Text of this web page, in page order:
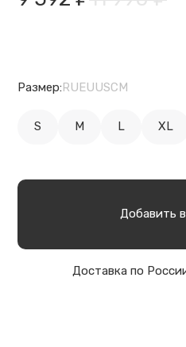
Размер:RUEUUSCM
S M L XL
Добавить
Доставка по